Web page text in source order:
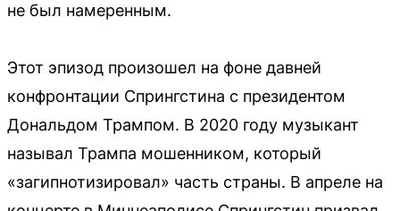
не был намеренным.
Этот эпизод произошел на фоне давней
конфронтации Спрингстина с президентом
Дональдом Трампом. В 2020 году музыкант
называл Трампа мошенником, который
«загипнотизировал» часть страны. В апреле на